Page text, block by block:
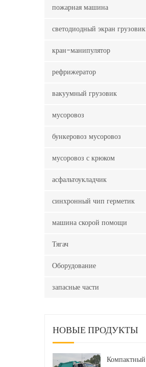
пожарная машина
светодиодный экран грузовик
кран-манипулятор
рефрижератор
вакуумный грузовик
мусоровоз
бункеровоз мусоровоз
мусоровоз с крюком
асфальтоукладчик
синхронный чип герметик
машина скорой помощи
Тягач
Оборудование
запасные части
НОВЫЕ ПРОДУКТЫ